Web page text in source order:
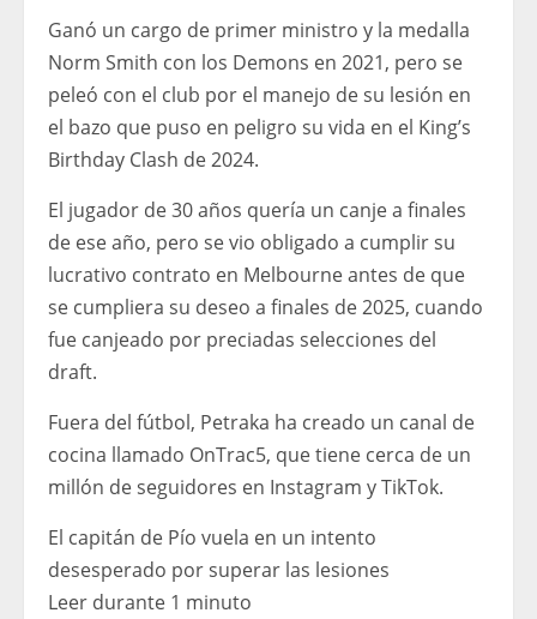
Ganó un cargo de primer ministro y la medalla
Norm Smith con los Demons en 2021, pero se
peleó con el club por el manejo de su lesión en
el bazo que puso en peligro su vida en el King’s
Birthday Clash de 2024.
El jugador de 30 años quería un canje a finales
de ese año, pero se vio obligado a cumplir su
lucrativo contrato en Melbourne antes de que
se cumpliera su deseo a finales de 2025, cuando
fue canjeado por preciadas selecciones del
draft.
Fuera del fútbol, ​​Petraka ha creado un canal de
cocina llamado OnTrac5, que tiene cerca de un
millón de seguidores en Instagram y TikTok.
El capitán de Pío vuela en un intento
desesperado por superar las lesiones
Leer durante 1 minuto